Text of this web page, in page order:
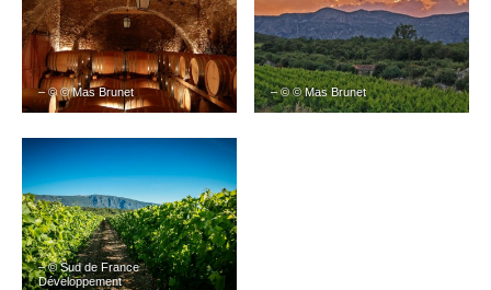
– © © Mas Brunet – © © Mas Brunet
– © Sud de France
Développement